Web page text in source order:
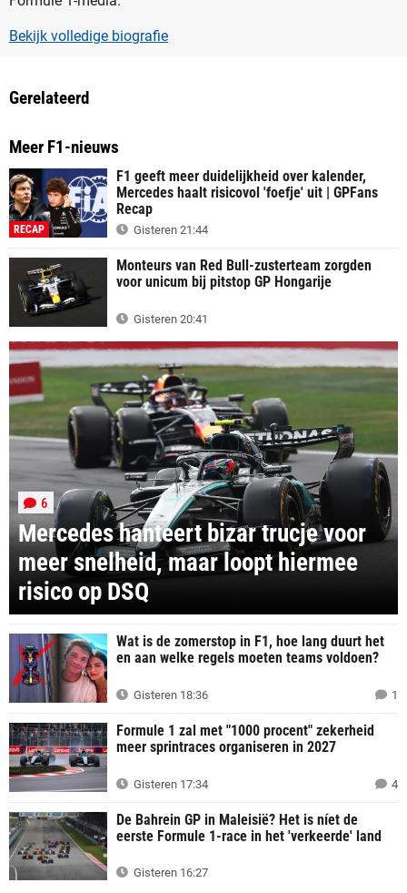
Bekijk volledige biografie
Gerelateerd
Meer F1-nieuws
RECAP
F1 geeft meer duidelijkheid over kalender,
Mercedes haalt risicovol 'foefje' uit | GPFans
Recap
Gisteren 21:44
Monteurs van Red Bull-zusterteam zorgden
voor unicum bij pitstop GP Hongarije
Gisteren 20:41
Mercedes hanteert bizar trucje voor
meer snelheid, maar loopt hiermee
risico op DSQ
6
Wat is de zomerstop in F1, hoe lang duurt het
en aan welke regels moeten teams voldoen?
Gisteren 18:36 1
Formule 1 zal met "1000 procent" zekerheid
meer sprintraces organiseren in 2027
Gisteren 17:34 4
De Bahrein GP in Maleisië? Het is níet de
eerste Formule 1-race in het 'verkeerde' land
Gisteren 16:27